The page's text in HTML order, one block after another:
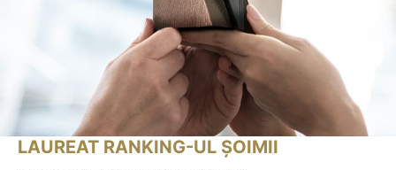
LAUREAT RANKING-UL ȘOIMII